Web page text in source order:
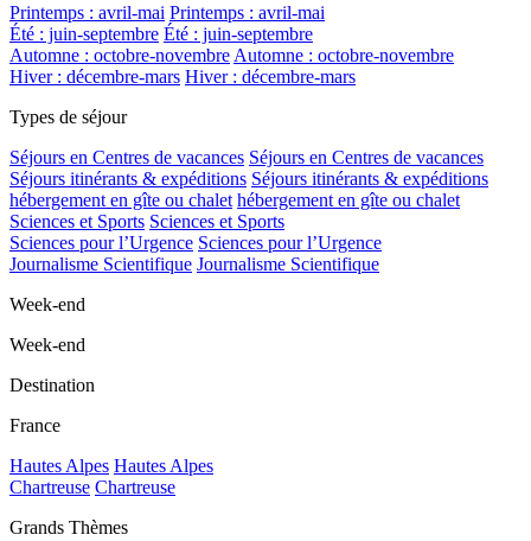
Printemps : avril-mai Printemps : avril-mai
Été : juin-septembre Été : juin-septembre
Automne : octobre-novembre Automne : octobre-novembre
Hiver : décembre-mars Hiver : décembre-mars
Types de séjour
Séjours en Centres de vacances Séjours en Centres de vacances
Séjours itinérants & expéditions Séjours itinérants & expéditions
hébergement en gîte ou chalet hébergement en gîte ou chalet
Sciences et Sports Sciences et Sports
Sciences pour l’Urgence Sciences pour l’Urgence
Journalisme Scientifique Journalisme Scientifique
Week-end
Week-end
Destination
France
Hautes Alpes Hautes Alpes
Chartreuse Chartreuse
Grands Thèmes